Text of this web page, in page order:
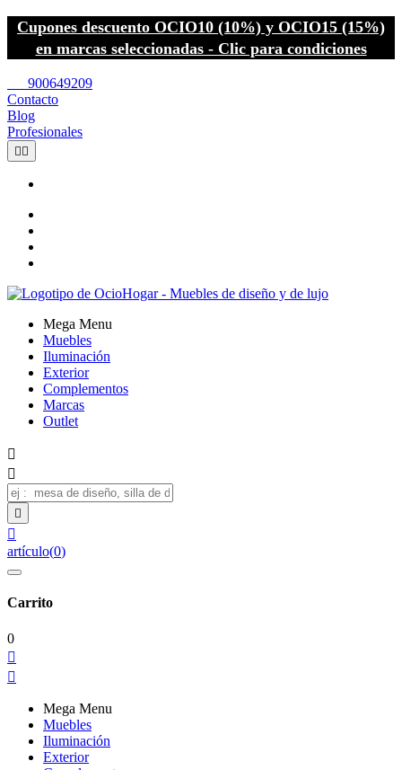
Cupones descuento OCIO10 (10%) y OCIO15 (15%)
en marcas seleccionadas - Clic para condiciones
900649209
Contacto
Blog
Profesionales
 
Mega Menu
Muebles
Iluminación
Exterior
Complementos
Marcas
Outlet




artículo(0)
Carrito
0


Mega Menu
Muebles
Iluminación
Exterior